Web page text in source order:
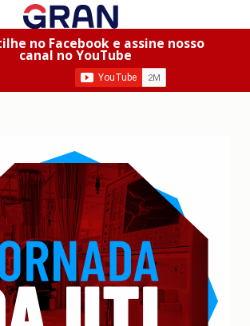
no Facebook e assine nosso
canal no YouTube